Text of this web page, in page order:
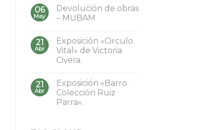
06
May
Devolución de obras
– MUBAM
21
Abr
Exposición «Circulo
Vital» de Victoria
Civera.
21
Abr
Exposición «Barro.
Colección Ruiz
Parra».